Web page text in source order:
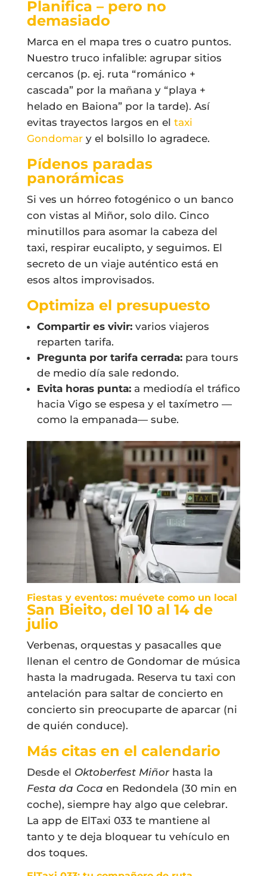
Planifica – pero no
demasiado
Marca en el mapa tres o cuatro puntos.
Nuestro truco infalible: agrupar sitios
cercanos (p. ej. ruta “románico +
cascada” por la mañana y “playa +
helado en Baiona” por la tarde). Así
evitas trayectos largos en el taxi
Gondomary el bolsillo lo agradece.
Pídenos paradas
panorámicas
Si ves un hórreo fotogénico o un banco
con vistas al Miñor, solo dilo. Cinco
minutillos para asomar la cabeza del
taxi, respirar eucalipto, y seguimos. El
secreto de un viaje auténtico está en
esos altos improvisados.
Optimiza el presupuesto
Compartir es vivir:varios viajeros
reparten tarifa.
Pregunta por tarifa cerrada:para tours
de medio día sale redondo.
Evita horas punta:a mediodía el tráfico
hacia Vigo se espesa y el taxímetro —
como la empanada— sube.
Fiestas y eventos: muévete como un local
San Bieito, del 10 al 14 de
julio
Verbenas, orquestas y pasacalles que
llenan el centro de Gondomar de música
hasta la madrugada. Reserva tu taxi con
antelación para saltar de concierto en
concierto sin preocuparte de aparcar (ni
de quién conduce).
Más citas en el calendario
Desde el Oktoberfest Miñorhasta la
Festa da Coca en Redondela (30 min en
coche), siempre hay algo que celebrar.
La app de ElTaxi 033 te mantiene al
tanto y te deja bloquear tu vehículo en
dos toques.